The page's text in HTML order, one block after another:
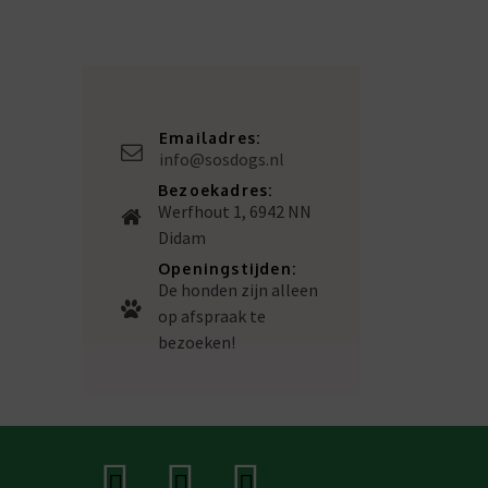
Emailadres:
info@sosdogs.nl
Bezoekadres:
Werfhout 1, 6942 NN
Didam
Openingstijden:
De honden zijn alleen
op afspraak te
bezoeken!